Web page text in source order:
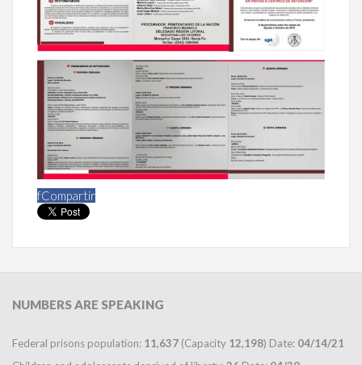
fCompartir
NUMBERSARE SPEAKING
Federal prisons population: 11,637 (Capacity 12,198) Date: 04/14/21